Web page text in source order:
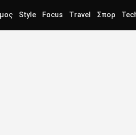
Style Focus Travel Σπορ